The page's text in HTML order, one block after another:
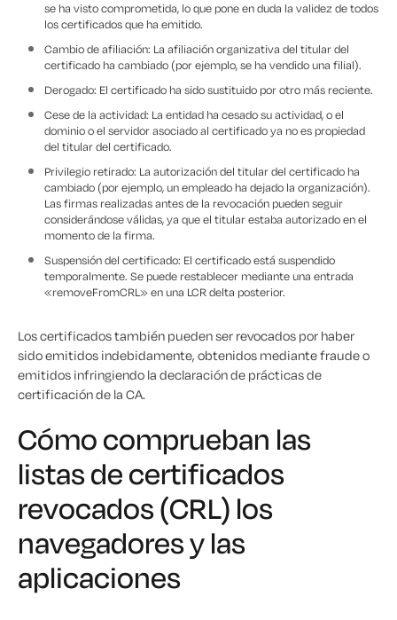
se ha visto comprometida, lo que pone en duda la validez de todos
los certificados que ha emitido.
Cambio de afiliación: La afiliación organizativa del titular del
certificado ha cambiado (por ejemplo, se ha vendido una filial).
Derogado: El certificado ha sido sustituido por otro más reciente.
Cese de la actividad: La entidad ha cesado su actividad, o el
dominio o el servidor asociado al certificado ya no es propiedad
del titular del certificado.
Privilegio retirado: La autorización del titular del certificado ha
cambiado (por ejemplo, un empleado ha dejado la organización).
Las firmas realizadas antes de la revocación pueden seguir
considerándose válidas, ya que el titular estaba autorizado en el
momento de la firma.
Suspensión del certificado: El certificado está suspendido
temporalmente. Se puede restablecer mediante una entrada
«removeFromCRL» en una LCR delta posterior.
Los certificados también pueden ser revocados por haber
sido emitidos indebidamente, obtenidos mediante fraude o
emitidos infringiendo la declaración de prácticas de
certificación de la CA.
Cómo comprueban las
listas de certificados
revocados (CRL) los
navegadores y las
aplicaciones